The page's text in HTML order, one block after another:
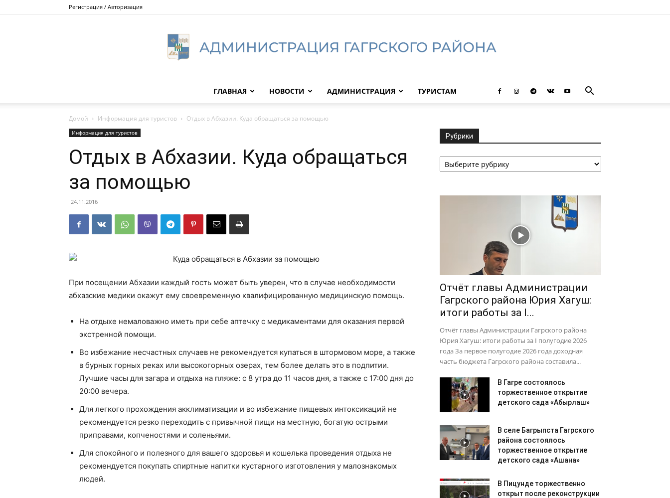
Регистрация / Авторизация
Гагрского
ГЛАВНАЯ НОВОСТИ АДМИНИСТРАЦИЯ ТУРИСТАМ
Домой Информация для туристов Отдых в Абхазии. Куда обращаться за помощью
Информация для туристов
Отдых в Абхазии. Куда обращаться
за помощью
24.11.2016
При посещении Абхазии каждый гость может быть уверен, что в случае необходимости
абхазские медики окажут ему своевременную квалифицированную медицинскую помощь.
На отдыхе немаловажно иметь при себе аптечку с медикаментами для оказания первой
экстренной помощи.
Во избежание несчастных случаев не рекомендуется купаться в штормовом море, а также
в бурных горных реках или высокогорных озерах, тем более делать это в подпитии.
Лучшие часы для загара и отдыха на пляже: с 8 утра до 11 часов дня, а также с 17:00 дня до
20:00 вечера.
Для легкого прохождения акклиматизации и во избежание пищевых интоксикаций не
рекомендуется резко переходить с привычной пищи на местную, богатую острыми
приправами, копченостями и соленьями.
Для спокойного и полезного для вашего здоровья и кошелька проведения отдыха не
рекомендуется покупать спиртные напитки кустарного изготовления у малознакомых
людей.
Рубрики
Рубрики
Отчёт главы Администрации
Гагрского района Юрия Хагуш:
итоги работы за I...
Отчёт главы Администрации Гагрского района
Юрия Хагуш: итоги работы за I полугодие 2026
года За первое полугодие 2026 года доходная
часть бюджета Гагрского района составила...
В Гагре состоялось
торжественное открытие
детского сада «Абырлаш»
В селе Багрыпста Гагрского
района состоялось
торжественное открытие
детского сада «Ашана»
В Пицунде торжественно
открыт после реконструкции